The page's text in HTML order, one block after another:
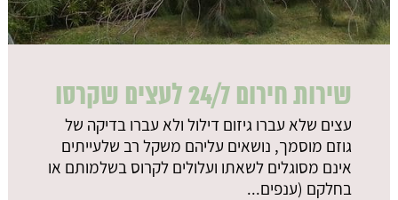
שירות חירום 24/7 לעצים שקרסו
עצים שלא עברו גיזום דילול ולא עברו בדיקה של
גוזם מוסמך, נושאים עליהם משקל רב שלעייתים
אינם מסוגלים לשאתו ועלולים לקרוס בשלמותם או
בחלקם (ענפים...